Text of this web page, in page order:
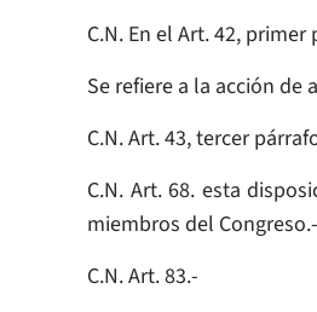
C.N. En el Art. 42, primer
Se refiere a la acción de
C.N. Art. 43, tercer
C.N. Art. 68. esta
miembros del Congreso.-
C.N. Art. 83.-